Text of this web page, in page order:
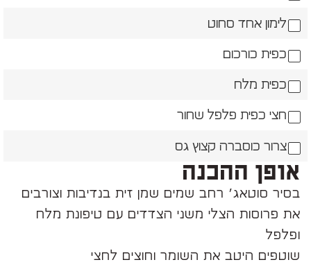
לימון אחד סחוט
כפית כורכום
כפית מלח
חצי כפית פלפל שחור
צרור כוסברה קצוץ גס
אופן ההכנה
בסיר סוטאג׳ רחב שמים שמן זית בנדיבות וצורבים
את פרוסות הצלי משני הצדדים עם טיפונת מלח
ופלפל
שוטפים היטב את השומר וחוצים לחצי